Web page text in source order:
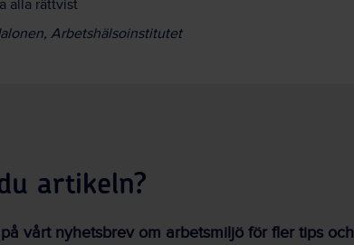
alla rättvist
Arbetshälsoinstitutet
artikeln?
vårt nyhetsbrev om arbetsmiljö för fler tips och